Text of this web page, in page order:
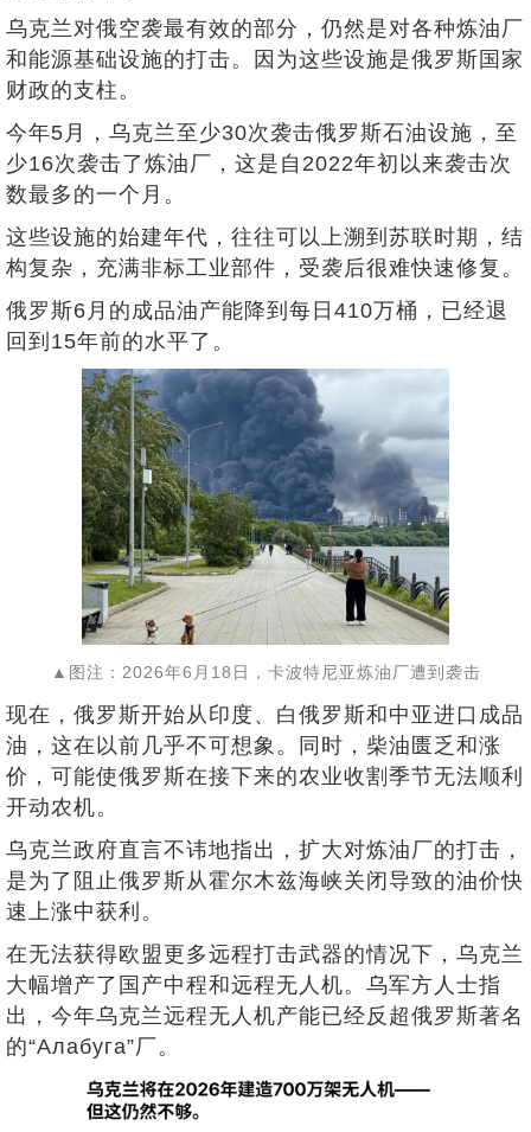
乌克兰对俄空袭最有效的部分，仍然是对各种炼油厂
和能源基础设施的打击。因为这些设施是俄罗斯国家
财政的支柱。
今年5月，乌克兰至少30次袭击俄罗斯石油设施，至
少16次袭击了炼油厂，这是自2022年初以来袭击次
数最多的一个月。
这些设施的始建年代，往往可以上溯到苏联时期，结
构复杂，充满非标工业部件，受袭后很难快速修复。
俄罗斯6月的成品油产能降到每日410万桶，已经退
回到15年前的水平了。
▲图注：2026年6月18日，卡波特尼亚炼油厂遭到袭击
现在，俄罗斯开始从印度、白俄罗斯和中亚进口成品
油，这在以前几乎不可想象。同时，柴油匮乏和涨
价，可能使俄罗斯在接下来的农业收割季节无法顺利
开动农机。
乌克兰政府直言不讳地指出，扩大对炼油厂的打击，
是为了阻止俄罗斯从霍尔木兹海峡关闭导致的油价快
速上涨中获利。
在无法获得欧盟更多远程打击武器的情况下，乌克兰
大幅增产了国产中程和远程无人机。乌军方人士指
出，今年乌克兰远程无人机产能已经反超俄罗斯著名
的“Алабуга”厂。